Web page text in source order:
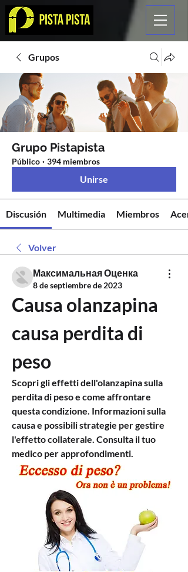
Grupos
Grupo Pistapista
Público · 394 miembros
Unirse
Discusión Multimedia Miembros
Volver
Максимальная Оценка
8 de septiembre de 2023
Causa olanzapina
causa perdita di
peso
Scopri gli effetti dell'olanzapina sulla
perdita di peso e come affrontare
questa condizione. Informazioni sulla
causa e possibili strategie per gestire
l'effetto collaterale. Consulta il tuo
medico per approfondimenti.